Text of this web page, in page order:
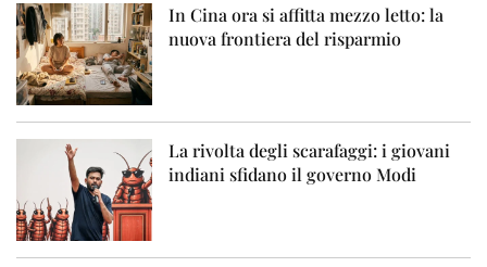
In Cina ora si affitta mezzo letto: la
nuova frontiera del risparmio
La rivolta degli scarafaggi: i giovani
indiani sfidano il governo Modi